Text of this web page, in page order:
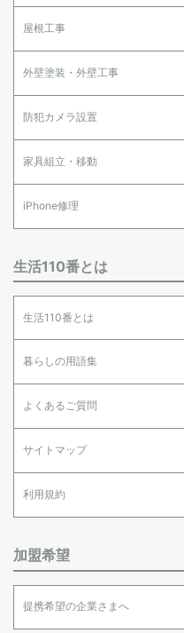
屋根工事
外壁塗装・外壁工事
防犯カメラ設置
家具組立・移動
iPhone修理
生活110番とは
生活110番とは
暮らしの用語集
よくあるご質問
サイトマップ
利用規約
加盟希望
提携希望の企業さまへ